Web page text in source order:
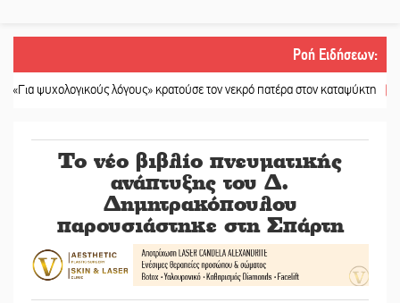
Ροή Ειδήσεων:
λόγους» κρατούσε τον νεκρό πατέρα στον καταψύκτη ||
Το νέο βιβλίο πνευματικής
ανάπτυξης του Δ.
Δημητρακόπουλου
παρουσιάστηκε στη Σπάρτη